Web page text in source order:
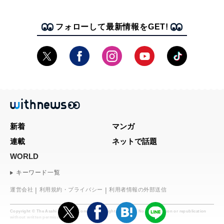
フォローして最新情報をGET!
Copyright © The Asahi Shimbun Company. All rights reserved. No reproduction or republication
without written permission.
新着
マンガ
連載
ネットで話題
WORLD
キーワード一覧
運営会社 利用規約・プライバシー 利用者情報の外部送信